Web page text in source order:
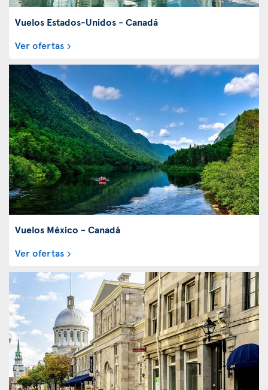
Vuelos Estados-Unidos - Canadá
Ver ofertas
Vuelos México - Canadá
Ver ofertas